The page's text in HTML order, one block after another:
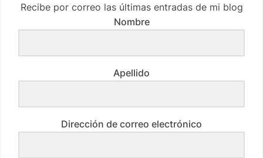
Recibe por correo las últimas entradas de mi blog
Nombre
Apellido
Dirección de correo electrónico